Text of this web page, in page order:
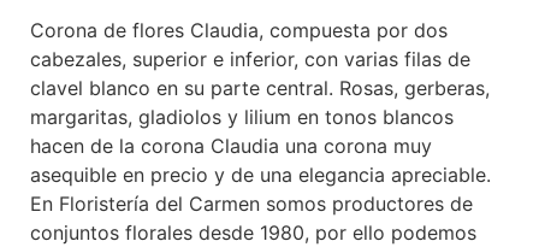
Corona de flores Claudia, compuesta por dos
cabezales, superior e inferior, con varias filas de
clavel blanco en su parte central. Rosas, gerberas,
margaritas, gladiolos y lilium en tonos blancos
hacen de la corona Claudia una corona muy
asequible en precio y de una elegancia apreciable.
En Floristería del Carmen somos productores de
conjuntos florales desde 1980, por ello podemos